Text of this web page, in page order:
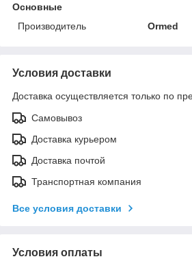
Основные
Производитель
Ormed
Условия доставки
Доставка осуществляется только по
Самовывоз
Доставка курьером
Доставка почтой
Транспортная компания
Все условия доставки
Условия оплаты